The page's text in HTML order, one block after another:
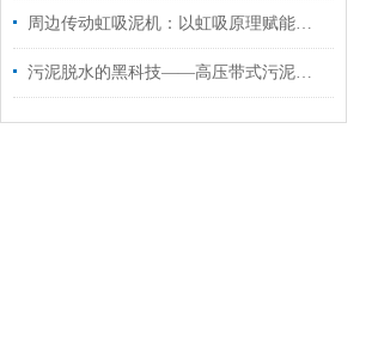
周边传动虹吸泥机：以虹吸原理赋能，让泥水分离更高效！
污泥脱水的黑科技——高压带式污泥深度脱水机